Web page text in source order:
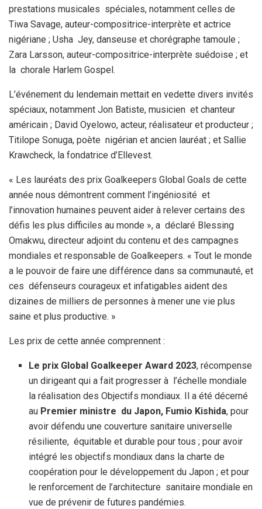
prestations musicales spéciales, notamment celles de
Tiwa Savage, auteur-compositrice-interprète et actrice
nigériane ; Usha Jey, danseuse et chorégraphe tamoule ;
Zara Larsson, auteur-compositrice-interprète suédoise ; et
la chorale Harlem Gospel.
L’événement du lendemain mettait en vedette divers invités
spéciaux, notamment Jon Batiste, musicien et chanteur
américain ; David Oyelowo, acteur, réalisateur et producteur ;
Titilope Sonuga, poète nigérian et ancien lauréat ; et Sallie
Krawcheck, la fondatrice d’Ellevest.
« Les lauréats des prix Goalkeepers Global Goals de cette
année nous démontrent comment l’ingéniosité et
l’innovation humaines peuvent aider à relever certains des
défis les plus difficiles au monde », a déclaré Blessing
Omakwu, directeur adjoint du contenu et des campagnes
mondiales et responsable de Goalkeepers. « Tout le monde
a le pouvoir de faire une différence dans sa communauté, et
ces défenseurs courageux et infatigables aident des
dizaines de milliers de personnes à mener une vie plus
saine et plus productive. »
Les prix de cette année comprennent :
Le prix Global Goalkeeper Award 2023, récompense
un dirigeant qui a fait progresser à l’échelle mondiale
la réalisation des Objectifs mondiaux. Il a été décerné
au Premier ministre du Japon, Fumio Kishida, pour
avoir défendu une couverture sanitaire universelle
résiliente, équitable et durable pour tous ; pour avoir
intégré les objectifs mondiaux dans la charte de
coopération pour le développement du Japon ; et pour
le renforcement de l’architecture sanitaire mondiale en
vue de prévenir de futures pandémies.